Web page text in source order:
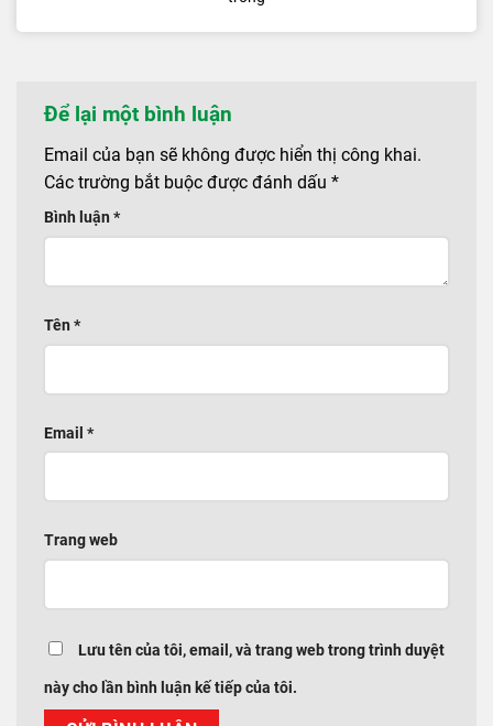
Để lại một bình luận
Email của bạn sẽ không được hiển thị công khai.
Các trường bắt buộc được đánh dấu *
Bình luận *
Tên *
Email *
Trang web
Lưu tên của tôi, email, và trang web trong trình duyệt
này cho lần bình luận kế tiếp của tôi.